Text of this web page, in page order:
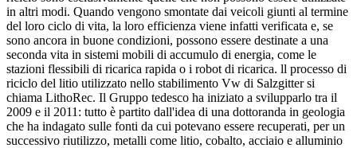
in altri modi. Quando vengono smontate dai veicoli giunti al termine
del loro ciclo di vita, la loro efficienza viene infatti verificata e, se
sono ancora in buone condizioni, possono essere destinate a una
seconda vita in sistemi mobili di accumulo di energia, come le
stazioni flessibili di ricarica rapida o i robot di ricarica. ll processo di
riciclo del litio utilizzato nello stabilimento Vw di Salzgitter si
chiama LithoRec. Il Gruppo tedesco ha iniziato a svilupparlo tra il
2009 e il 2011: tutto è partito dall'idea di una dottoranda in geologia
che ha indagato sulle fonti da cui potevano essere recuperati, per un
successivo riutilizzo, metalli come litio, cobalto, acciaio e alluminio